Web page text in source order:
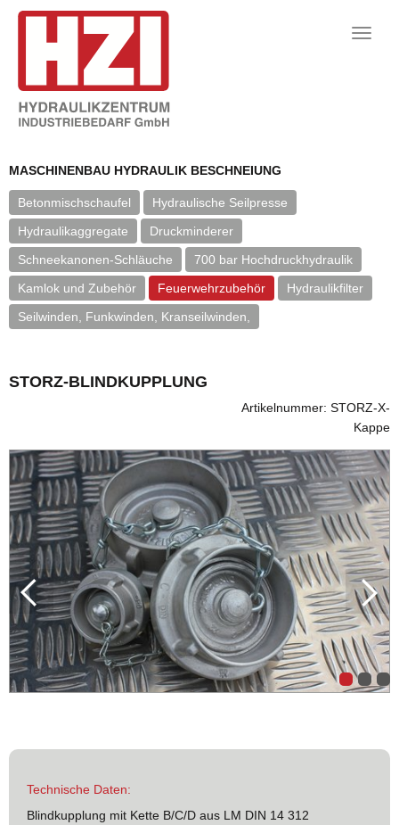
Toggle
MASCHINENBAU HYDRAULIK BESCHNEIUNG
Betonmischschaufel
Hydraulische Seilpresse
Hydraulikaggregate
Druckminderer
Schneekanonen-Schläuche
700 bar Hochdruckhydraulik
Kamlok und Zubehör
Feuerwehrzubehör
Hydraulikfilter
Seilwinden, Funkwinden, Kranseilwinden,
STORZ-BLINDKUPPLUNG
Artikelnummer: STORZ-X-
Kappe
Technische Daten:
Blindkupplung mit Kette B/C/D aus LM DIN 14 312